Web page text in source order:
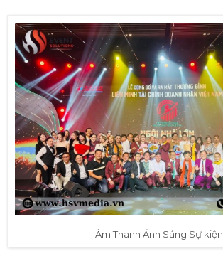
Âm Thanh Ánh Sáng Sự kiện